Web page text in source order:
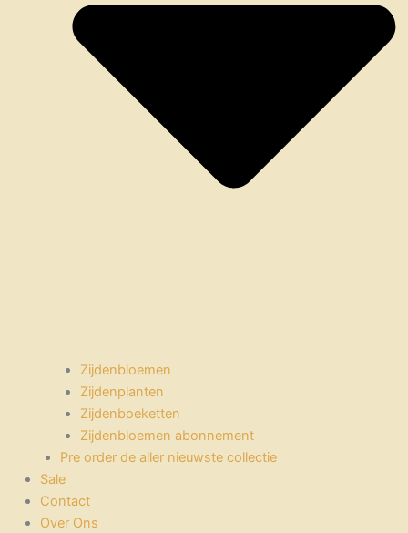
Zijdenbloemen
Zijdenplanten
Zijdenboeketten
Zijdenbloemen abonnement
Pre order de aller nieuwste collectie
Sale
Contact
Over Ons